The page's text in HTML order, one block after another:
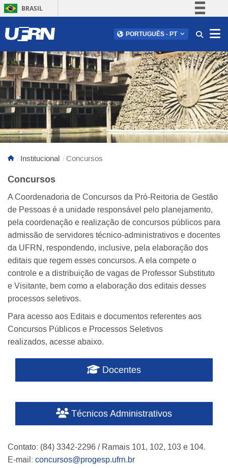
BRASIL
Comunica BR
Participe
Acesso à informação
Legislação
Canais
PORTUGUÊS - PT
Institucional Concursos
Concursos
A Coordenadoria de Concursos da Pró-Reitoria de Gestão
de Pessoas é a unidade responsável pelo planejamento,
pela coordenação e realização de concursos públicos para
admissão de servidores técnico-administrativos e docentes
da UFRN, respondendo, inclusive, pela elaboração dos
editais que regem esses concursos. A ela compete o
controle e a distribuição de vagas de Professor Substituto
e Visitante, bem como a elaboração dos editais desses
processos seletivos.
Para acesso aos Editais e documentos referentes aos
Concursos Públicos e Processos Seletivos
realizados, acesse abaixo.
Docentes
Técnicos Administrativos
Contato: (84) 3342-2296 / Ramais 101, 102, 103 e 104.
E-mail: concursos@progesp.ufrn.br